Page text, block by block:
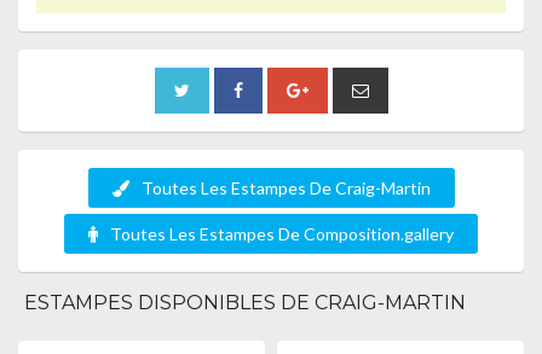
Toutes Les Estampes De Craig-Martin
Toutes Les Estampes De Composition.gallery
ESTAMPES DISPONIBLES DE CRAIG-MARTIN